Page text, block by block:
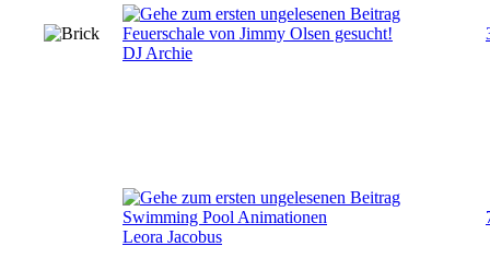
Feuerschale von Jimmy Olsen gesucht!
DJ Archie
Swimming Pool Animationen
Leora Jacobus